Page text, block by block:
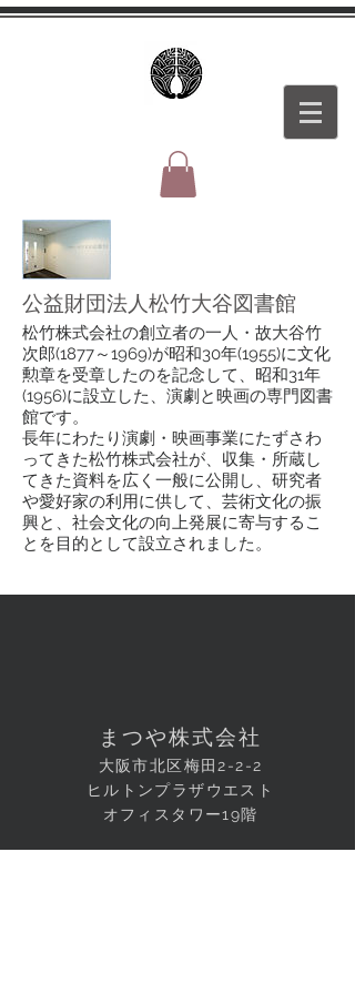
公益財団法人松竹大谷図書館
松竹株式会社の創立者の一人・故大谷竹
次郎(1877～1969)が昭和30年(1955)に文化
勲章を受章したのを記念して、昭和31年
(1956)に設立した、演劇と映画の専門図書
館です。
長年にわたり演劇・映画事業にたずさわ
ってきた松竹株式会社が、収集・所蔵し
てきた資料を広く一般に公開し、研究者
や愛好家の利用に供して、芸術文化の振
興と、社会文化の向上発展に寄与するこ
とを目的として設立されました。
まつや株式会社
大阪市北区梅田2-2-2
ヒルトンプラザウエスト
オフィスタワー19階